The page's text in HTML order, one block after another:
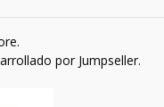
por Jumpseller.